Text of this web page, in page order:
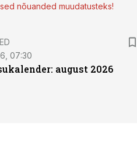
nõuanded muudatusteks!
07:30
august 2026